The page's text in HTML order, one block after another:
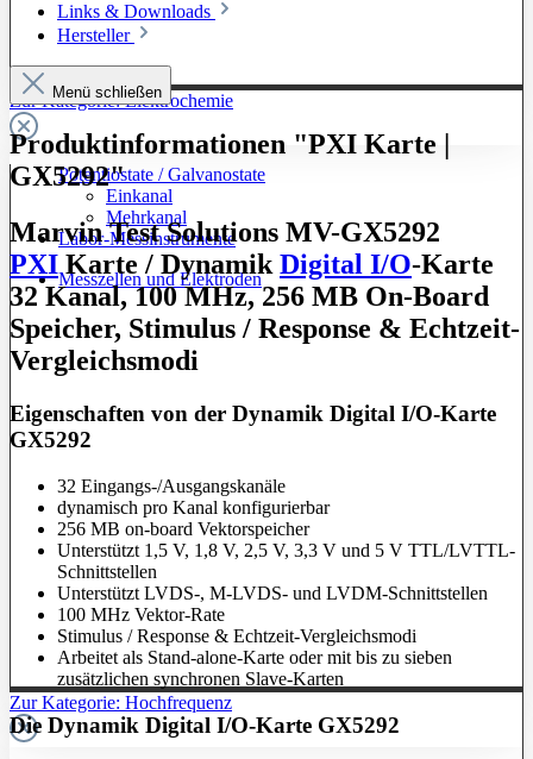
Zur Kategorie: Elektrochemie
Potentiostate / Galvanostate
Einkanal
Mehrkanal
Labor-Messinstrumente
Messzellen und Elektroden
Zur Kategorie: Hochfrequenz
Links & Downloads
Hersteller
Menü schließen
Produktinformationen "PXI Karte |
GX5292"
Marvin Test Solutions MV-GX5292
PXIKarte / DynamikDigital I/O-Karte
32 Kanal, 100 MHz, 256 MB On-Board
Speicher, Stimulus / Response & Echtzeit-
Vergleichsmodi
Eigenschaften von der Dynamik Digital I/O-Karte
GX5292
32 Eingangs-/Ausgangskanäle
dynamisch pro Kanal konfigurierbar
256 MB on-board Vektorspeicher
Unterstützt 1,5 V, 1,8 V, 2,5 V, 3,3 V und 5 V TTL/LVTTL-
Schnittstellen
Unterstützt LVDS-, M-LVDS- und LVDM-Schnittstellen
100 MHz Vektor-Rate
Stimulus / Response & Echtzeit-Vergleichsmodi
Arbeitet als Stand-alone-Karte oder mit bis zu sieben
zusätzlichen synchronen Slave-Karten
Die Dynamik Digital I/O-Karte GX5292